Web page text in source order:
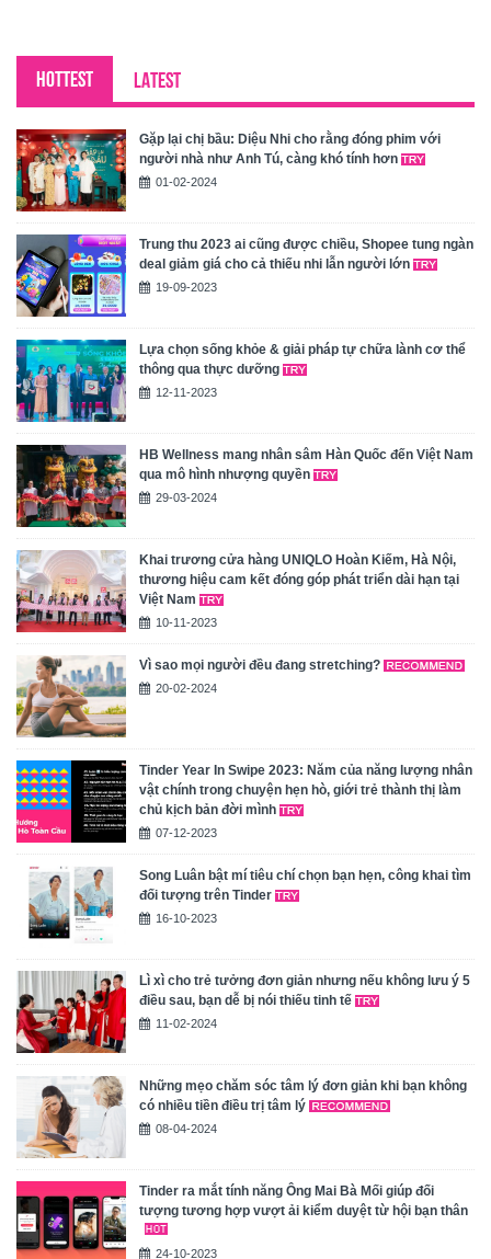
HOTTEST LATEST
Gặp lại chị bầu: Diệu Nhi cho rằng đóng phim với
người nhà như Anh Tú, càng khó tính hơn
01-02-2024
Trung thu 2023 ai cũng được chiều, Shopee tung ngàn
deal giảm giá cho cả thiếu nhi lẫn người lớn
19-09-2023
Lựa chọn sống khỏe & giải pháp tự chữa lành cơ thể
thông qua thực dưỡng
12-11-2023
HB Wellness mang nhân sâm Hàn Quốc đến Việt Nam
qua mô hình nhượng quyền
29-03-2024
Khai trương cửa hàng UNIQLO Hoàn Kiếm, Hà Nội,
thương hiệu cam kết đóng góp phát triển dài hạn tại
Việt Nam
10-11-2023
Vì sao mọi người đều đang stretching?
20-02-2024
Tinder Year In Swipe 2023: Năm của năng lượng nhân
vật chính trong chuyện hẹn hò, giới trẻ thành thị làm
chủ kịch bản đời mình
07-12-2023
Song Luân bật mí tiêu chí chọn bạn hẹn, công khai tìm
đối tượng trên Tinder
16-10-2023
Lì xì cho trẻ tưởng đơn giản nhưng nếu không lưu ý 5
điều sau, bạn dễ bị nói thiếu tinh tế
11-02-2024
Những mẹo chăm sóc tâm lý đơn giản khi bạn không
có nhiều tiền điều trị tâm lý
08-04-2024
Tinder ra mắt tính năng Ông Mai Bà Mối giúp đối
tượng tương hợp vượt ải kiểm duyệt từ hội bạn thân
24-10-2023